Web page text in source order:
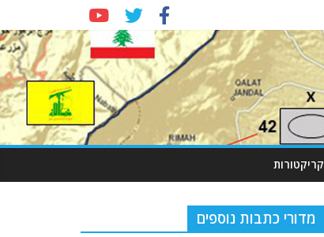
קריקטורות
מדורי כתבות נוספים